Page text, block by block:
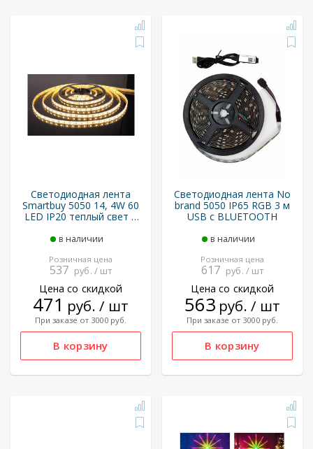
Светодиодная лента
Smartbuy 5050 14, 4W 60
LED IP20 теплый свет 5
в наличии
Розничная цена
537 руб. / шт
Цена со скидкой
471 руб. / шт
При заказе от 3000 руб.
Светодиодная лента No
brand 5050 IP65 RGB 3 м
USB с BLUETOOTH
в наличии
Розничная цена
617 руб. / шт
Цена со скидкой
563 руб. / шт
При заказе от 3000 руб.